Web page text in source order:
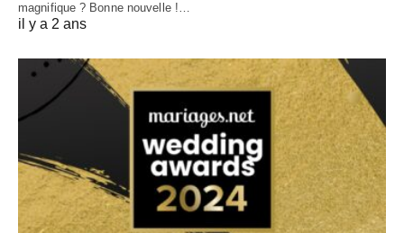
magnifique ? Bonne nouvelle !…
il y a 2 ans